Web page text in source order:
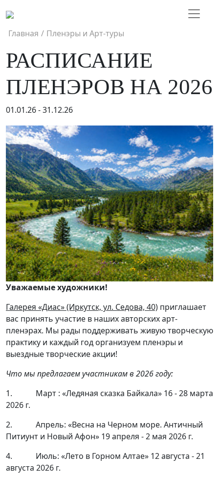
Главная / Пленэры и Арт-туры
РАСПИСАНИЕ
ПЛЕНЭРОВ НА 2026
01.01.26 - 31.12.26
Уважаемые художники!
Галерея «Диас» (Иркутск, ул. Седова, 40) приглашает
вас принять участие в наших авторских арт-
пленэрах. Мы рады поддерживать живую творческую
практику и каждый год организуем пленэры и
выездные творческие акции!
Что мы предлагаем участникам в 2026 году:
1.
Март : «Ледяная сказка Байкала» 16 - 28 марта
2026 г.
2. Апрель: «Весна на Черном море. Античный
Питиунт и Новый Афон» 19 апреля - 2 мая 2026 г.
4. Июль: «Лето в Горном Алтае» 12 августа - 21
августа 2026 г.